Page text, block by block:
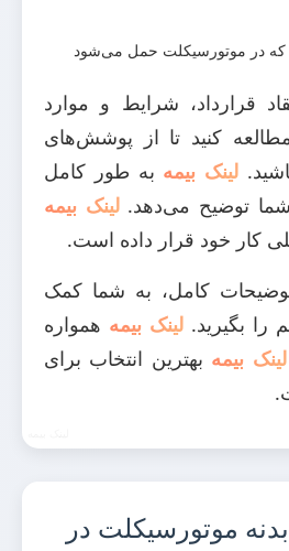
که در موتورسیکلت حمل می‌شود
قرارداد، شرایط و موارد
کنید تا از پوشش‌های
لینک بیمه به طور کامل
شما توضیح می‌دهد.لینک بیمه
کار خود قرار داده است.
توضیحات کامل، به شما کمک
را بگیرید. لینک بیمه همواره
لینک بیمه بهترین انتخاب برای
بدنه موتورسیکلت در